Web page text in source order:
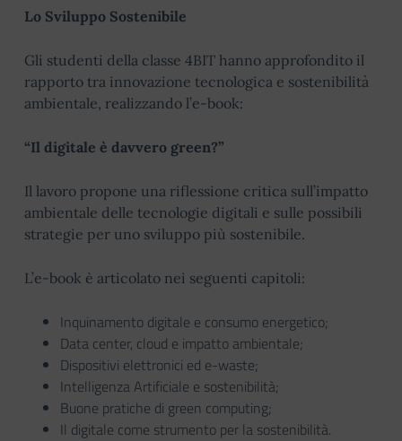
Lo Sviluppo Sostenibile
Gli studenti della classe 4BIT hanno approfondito il
rapporto tra innovazione tecnologica e sostenibilità
ambientale, realizzando l’e-book:
“Il digitale è davvero green?”
Il lavoro propone una riflessione critica sull’impatto
ambientale delle tecnologie digitali e sulle possibili
strategie per uno sviluppo più sostenibile.
L’e-book è articolato nei seguenti capitoli:
Inquinamento digitale e consumo energetico;
Data center, cloud e impatto ambientale;
Dispositivi elettronici ed e-waste;
Intelligenza Artificiale e sostenibilità;
Buone pratiche di green computing;
Il digitale come strumento per la sostenibilità.